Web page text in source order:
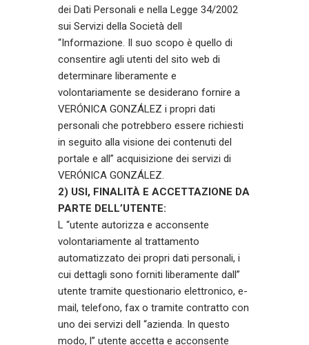
dei Dati Personali e nella Legge 34/2002
sui Servizi della Società dell
“Informazione. Il suo scopo è quello di
consentire agli utenti del sito web di
determinare liberamente e
volontariamente se desiderano fornire a
VERÓNICA GONZÁLEZ i propri dati
personali che potrebbero essere richiesti
in seguito alla visione dei contenuti del
portale e all” acquisizione dei servizi di
VERÓNICA GONZÁLEZ.
2) USI, FINALITÀ E ACCETTAZIONE DA
PARTE DELL’UTENTE:
L “utente autorizza e acconsente
volontariamente al trattamento
automatizzato dei propri dati personali, i
cui dettagli sono forniti liberamente dall”
utente tramite questionario elettronico, e-
mail, telefono, fax o tramite contratto con
uno dei servizi dell “azienda. In questo
modo, l” utente accetta e acconsente